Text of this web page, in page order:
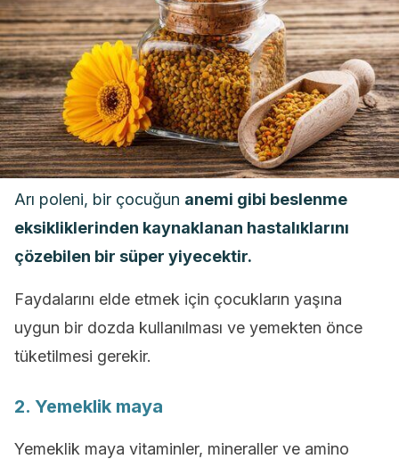
Arı poleni, bir çocuğun anemi gibi beslenme
eksikliklerinden kaynaklanan hastalıklarını
çözebilen bir süper yiyecektir.
Faydalarını elde etmek için çocukların yaşına
uygun bir dozda kullanılması ve yemekten önce
tüketilmesi gerekir.
2. Yemeklik maya
Yemeklik maya vitaminler, mineraller ve amino